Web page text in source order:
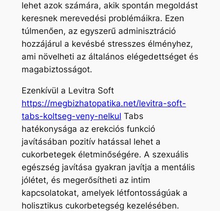
lehet azok számára, akik spontán megoldást
keresnek merevedési problémáikra. Ezen
túlmenően, az egyszerű adminisztráció
hozzájárul a kevésbé stresszes élményhez,
ami növelheti az általános elégedettséget és
magabiztosságot.
Ezenkívül a Levitra Soft
https://megbizhatopatika.net/levitra-soft-
tabs-koltseg-veny-nelkul Tabs
hatékonysága az erekciós funkció
javításában pozitív hatással lehet a
cukorbetegek életminőségére. A szexuális
egészség javítása gyakran javítja a mentális
jólétet, és megerősítheti az intim
kapcsolatokat, amelyek létfontosságúak a
holisztikus cukorbetegség kezelésében.